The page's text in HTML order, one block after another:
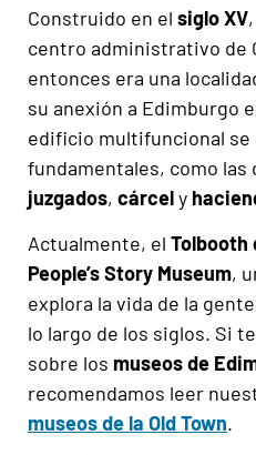
Construido en el siglo XV
centro administrativo de
entonces era una
su anexión a Edimburgo
edificio multifuncional se
fundamentales, como las
juzgados, cárcely
Actualmente, el Tolbooth
People’s Story Museum,
explora la vida de la
lo largo de los siglos. Si
sobre los museos de
recomendamos leer
museos de la Old Town.